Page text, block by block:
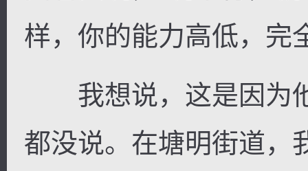
样，你的能力高低，完
我想说，这是因为
都没说。在塘明街道，